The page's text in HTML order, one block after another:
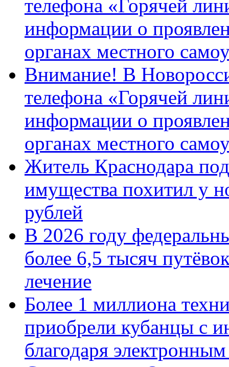
телефона «Горячей
информации о
органах местного
Внимание! В
телефона «Горячей
информации о
органах местного
Житель Краснодара
имущества похитил у
рублей
В 2026 году
более 6,5 тысяч
лечение
Более 1 миллиона
приобрели кубанцы с
благодаря